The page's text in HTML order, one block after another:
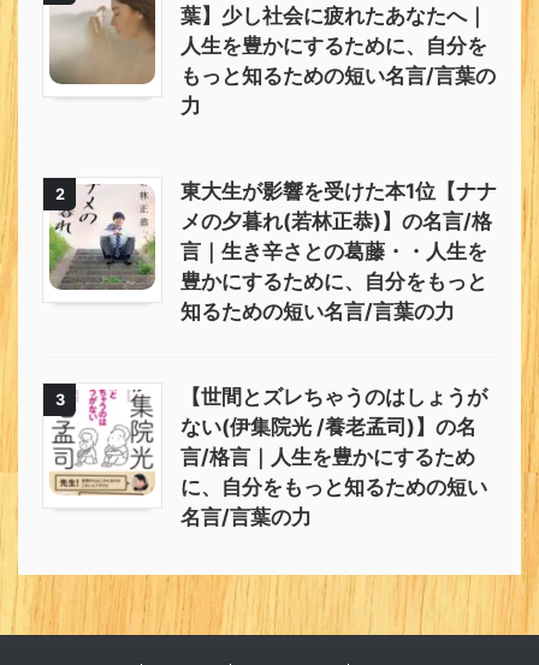
葉】少し社会に疲れたあなたへ｜
人生を豊かにするために、自分を
もっと知るための短い名言/言葉の
力
2
東大生が影響を受けた本1位【ナナ
メの夕暮れ(若林正恭)】の名言/格
言｜生き辛さとの葛藤・・人生を
豊かにするために、自分をもっと
知るための短い名言/言葉の力
3
【世間とズレちゃうのはしょうが
ない(伊集院光 /養老孟司)】の名
言/格言｜人生を豊かにするため
に、自分をもっと知るための短い
名言/言葉の力